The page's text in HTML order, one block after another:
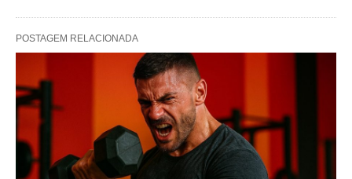
POSTAGEM RELACIONADA